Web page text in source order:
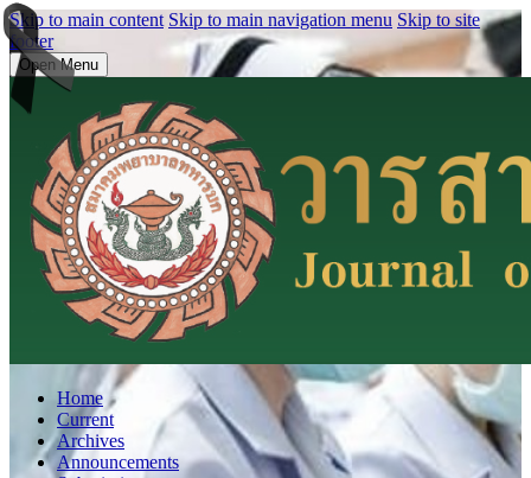
Skip to main content Skip to main navigation menu Skip to site
footer
Open Menu
Home
Current
Archives
Announcements